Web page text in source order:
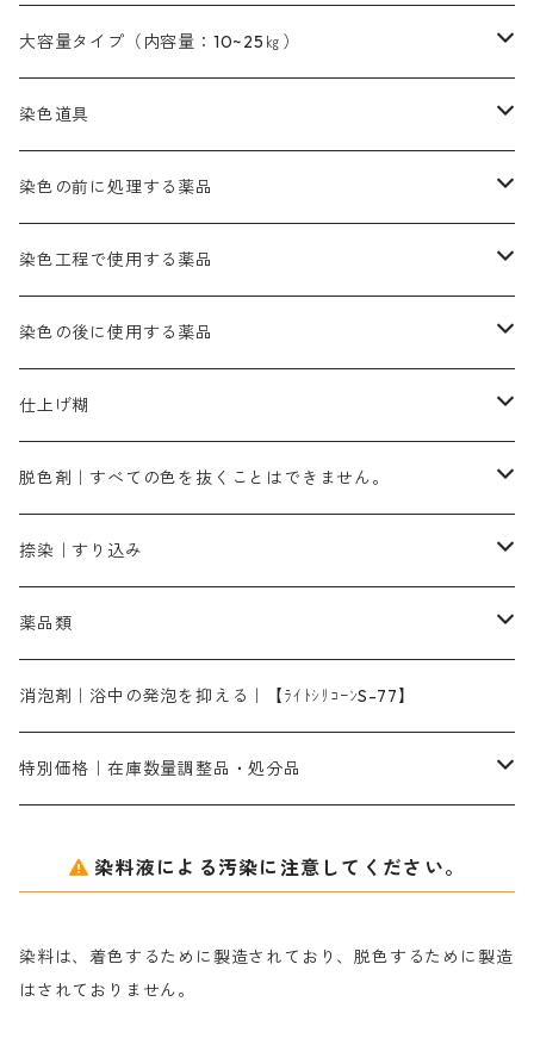
茶色系
染料一覧ー100g入り
染料一覧ー500g入り
茶色系
灰色系
黒色系
1kg
灰色｜20g入りのみ公開
黒色
オレンヂMGD（定番の色合い）
レットMFB｜赤色（定番の色合い）
レットMG｜黄みの朱色
ピンクMB｜ピンク色
ローズMB｜鮮やかなピンク色）
青色系
ネビーブルーMB（定番の色合い）
ブルーMB（定番の色合い）
スカイブルーMG｜緑みの空色
ターキスブルーHNG｜緑みの空色
紫色系
バイオレットMFB
緑色系
ダークグリンMG（定番の色合い）
グリーンMB｜緑色
茶色系
ダークブロンMFB｜こげ茶色
ブロンHNR｜こげ茶色
黒色系
ブラックMK（赤みの黒色）
ブラックMG（青みの黒色）
白色系（定番の色合い）
ネオホワイトR
緑色｜在庫処分特価
茶色｜在庫処分特価
カッチ｜茶系
霧島産・晩秋茶｜黄金色（赤みの黄色）｜準備中
鉄媒染剤
藍染
ぶどう糖
ハイドロサルファイトコンク
染色用途のハンカチ・バンダナ
45cm×45cm（ハンカチ）｜端の始末も綿糸｜タグなし
54cm×54cm（バンダナ）｜端の始末も綿糸｜タグなし
塩基性エロ―｜液体タイプ
ローダミンB｜赤紫色｜マゼンダ色
アルカリ剤
ハイドロサルファイトコンク
酸性剤
54cm×54cm（バンダナ）｜端の始末も綿糸｜タグなし
大容量タイプ（内容量：10~25㎏）
芒硝｜綿の染色時の吸収促進剤
ソーダ灰｜アルカリ性のPH調整剤
硫酸第一鉄｜鉄媒染剤
染色道具
刷毛
摺込み刷毛（スリコミハケ）ー夏毛（硬いタイプ）
摺込み刷毛（スリコミハケ）ー冬毛（柔らかいタイプ）
片羽刷毛
ローケツ筆
ローケツ用筆｜1本～販売
ローケツ用筆ー10%off｜20本セットお取り寄せ品
洋型紙（9番手｜中薄口、10番手｜中厚口）
有償サンプル品｜約20cm×27cm
洋型紙9番手｜中薄口｜約54cm×110cm
張木｜入荷待ち
伸子
型洗いブラシ
染色の前に処理する薬品
精練剤｜汚れ落とし剤｜針状マルセル石鹸
糊落とし剤｜ソルベンCA
濃染処理剤｜ソルバックスPS－900
染色工程で使用する薬品
染料の吸収促進剤
酢酸｜絹・羊毛・ナイロンに使用する
芒硝｜綿・麻の染色に使用する。
染料のムラ染め抑制剤（均染剤）
アゾリン200％｜綿・麻・絹・羊毛・ナイロンの染色
レオニールEHC｜反応染料用
染料の浸透剤
ソルバライトS-70｜各種繊維の浸し染めに使用可能
染料の定着向上剤
ライトフィックスAコンク｜綿・麻もしくは直接染料で染めた素材
シルクフィックス３A｜絹の染料定着向上剤
アルカリ剤｜反応染料用
ソーダ灰
染料溶解剤
セレナゾールPDN｜各種染料の染料溶解剤
染色の後に使用する薬品
ソーピング剤｜未定着の染料を除去すること
ネオポールB－300｜反応染料のソーピング剤
仕上げ剤｜柔軟・平滑剤
白場汚染防止剤
仕上げ糊
カルボキシメチルセルロース（CMC）
海藻系
たんぱく質系
化学糊（PVA）
防腐剤｜アルカリ性
脱色剤｜すべての色を抜くことはできません。
脱色剤
全体脱色｜ハイドロサルファイトコンク
部分脱色｜デグロリンSコンク
脱色助剤｜浸透・複色抑制剤
メイプロガムNP｜にじみ防止剤
アミラヂンD｜浸透・複色抑制剤
捺染｜すり込み
染料溶解剤｜染料の均一な浸透・吸着を補助する
捺染糊
メイプロガムNP（綿・麻・絹用｜直接・酸性・含金染料用）
白場汚染防止剤｜ソーピング剤｜水洗する際の再汚染防止剤
薬品類
ア行
カ行
ナ行
消泡剤｜浴中の発泡を抑える｜【ﾗｲﾄｼﾘｺｰﾝS-77】
特別価格｜在庫数量調整品・処分品
粉末顔料
染料液による汚染に注意してください。
染料は、着色するために製造されており、脱色するために製造
はされておりません。